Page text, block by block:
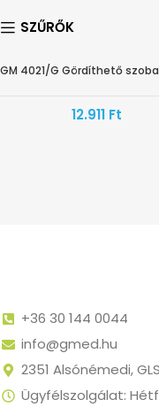
SZŰRŐK
HAMAROSAN ÉRKEZIK
12.911 Ft
+36 30 144 0044
info@gmed.hu
2351 Alsónémedi,
Ügyfélszolgálat: